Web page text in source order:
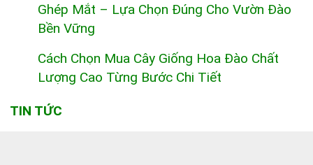
Ghép Mắt – Lựa Chọn Đúng Cho Vườn Đào
Bền Vững
Cách Chọn Mua Cây Giống Hoa Đào Chất
Lượng Cao Từng Bước Chi Tiết
TIN TỨC